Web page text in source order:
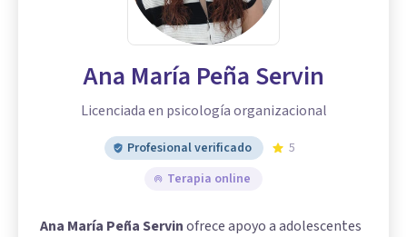
Ana María Peña Servin
Licenciada en psicología organizacional
Profesional verificado
5
Terapia online
Ana María Peña Servinofrece apoyo a adolescentes